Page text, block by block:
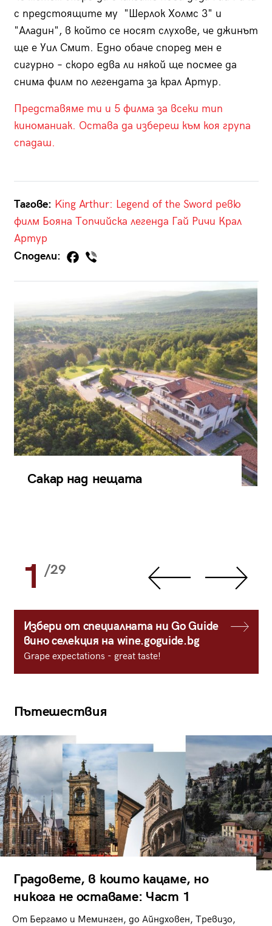
с предстоящите му "Шерлок Холмс 3" и
"Аладин", в който се носят слухове, че джинът
ще е Уил Смит. Едно обаче според мен е
сигурно – скоро едва ли някой ще посмее да
снима филм по легендата за крал Артур.
Представяме ти и 5 филма за всеки тип
киноманиак. Остава да избереш към коя група
спадаш.
Тагове: King Arthur: Legend of the Sword ревю
филм Бояна Топчийска легенда Гай Ричи Крал
Артур
Сподели:
Сакар над нещата
1 /29
Избери от специалната ни Go Guide
вино селекция на wine.goguide.bg
Grape expectations - great taste!
Пътешествия
Градовете, в които кацаме, но
никога не оставаме: Част 1
От Бергамо и Меминген, до Айндховен, Тревизо,